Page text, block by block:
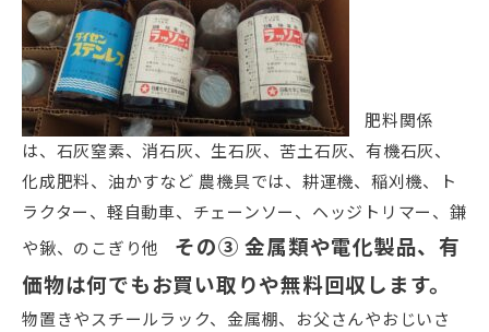
肥料関係
は、石灰窒素、消石灰、生石灰、苦土石灰、有機石灰、
化成肥料、油かすなど 農機具では、耕運機、稲刈機、ト
ラクター、軽自動車、チェーンソー、ヘッジトリマー、鎌
や鍬、のこぎり他 その③ 金属類や電化製品、有
価物は何でもお買い取りや無料回収します。
物置きやスチールラック、金属棚、お父さんやおじいさ